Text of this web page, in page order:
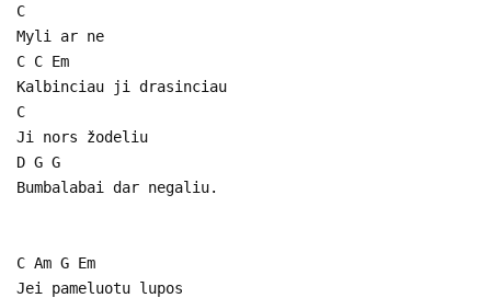
C
Myli ar ne
C C Em
Kalbinciau ji drasinciau
C
Ji nors žodeliu
D G G
Bumbalabai dar negaliu.
C Am G Em
Jei pameluotu lupos